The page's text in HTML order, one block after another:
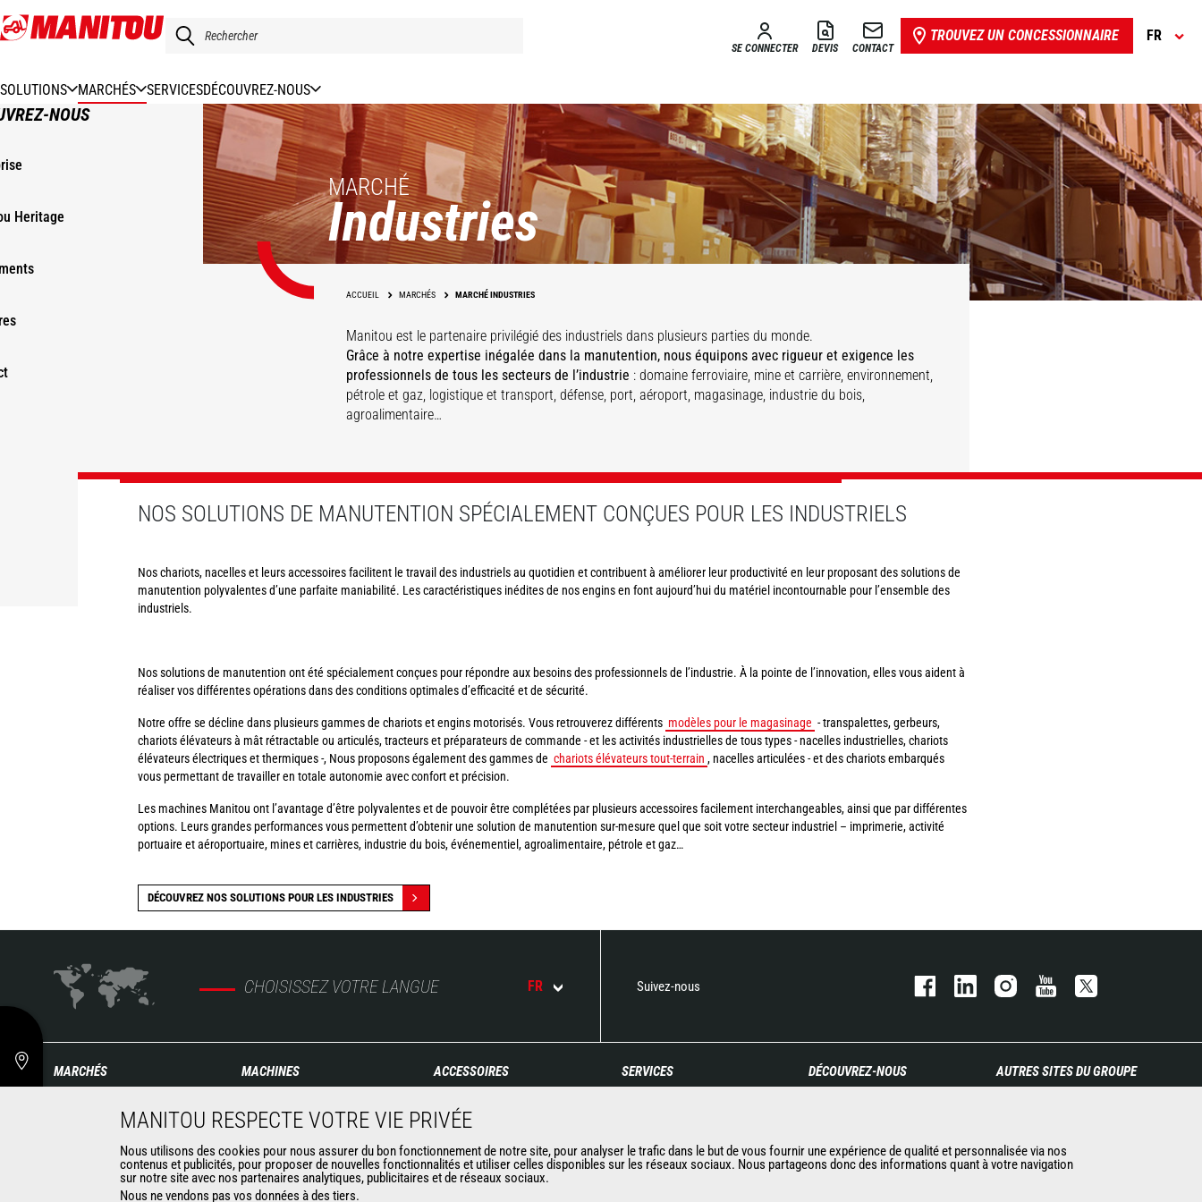
Aller
au
SE CONNECTER DEVIS CONTACT
TROUVEZ UN CONCESSIONNAIRE FR
SOLUTIONS MARCHÉS SERVICESDÉCOUVREZ-NOUS
NOUS
Heritage
MARCHÉ
Industries
ACCUEIL MARCHÉS MARCHÉ INDUSTRIES
Manitou est le partenaire privilégié des industriels dans plusieurs parties du monde.
Grâce à notre expertise inégalée dans la manutention, nous équipons avec rigueur et exigence les
professionnels de tous les secteurs de l’industrie : domaine ferroviaire, mine et carrière, environnement,
pétrole et gaz, logistique et transport, défense, port, aéroport, magasinage, industrie du bois,
agroalimentaire…
DÉCOUVRIR
Rail
DÉCOUVRIR
d'infrastructures
DÉCOUVRIR
Magasinage
DÉCOUVRIR
Chantiers
navals &
portuaires Aéroports Évènements
Chimie &
pharmacie Métallurgie
NOS SOLUTIONS DE MANUTENTION SPÉCIALEMENT CONÇUES POUR LES INDUSTRIELS
Nos chariots, nacelles et leurs accessoires facilitent le travail des industriels au quotidien et contribuent à améliorer leur productivité en leur proposant des solutions de
manutention polyvalentes d’une parfaite maniabilité. Les caractéristiques inédites de nos engins en font aujourd’hui du matériel incontournable pour l’ensemble des
industriels.
Nos solutions de manutention ont été spécialement conçues pour répondre aux besoins des professionnels de l’industrie. À la pointe de l’innovation, elles vous aident à
réaliser vos différentes opérations dans des conditions optimales d’efficacité et de sécurité.
Notre offre se décline dans plusieurs gammes de chariots et engins motorisés. Vous retrouverez différents modèles pour le magasinage - transpalettes, gerbeurs,
chariots élévateurs à mât rétractable ou articulés, tracteurs et préparateurs de commande - et les activités industrielles de tous types - nacelles industrielles, chariots
élévateurs électriques et thermiques -, Nous proposons également des gammes de chariots élévateurs tout-terrain , nacelles articulées - et des chariots embarqués
vous permettant de travailler en totale autonomie avec confort et précision.
Les machines Manitou ont l’avantage d’être polyvalentes et de pouvoir être complétées par plusieurs accessoires facilement interchangeables, ainsi que par différentes
options. Leurs grandes performances vous permettent d’obtenir une solution de manutention sur-mesure quel que soit votre secteur industriel – imprimerie, activité
portuaire et aéroportuaire, mines et carrières, industrie du bois, événementiel, agroalimentaire, pétrole et gaz…
DÉCOUVREZ NOS SOLUTIONS POUR LES INDUSTRIES
CHOISISSEZ VOTRE LANGUE FR Suivez-nous
MARCHÉS
Construction
Pétrole & gaz
Aéronautique
MACHINES
Construction
Chargeuses articulées
Nacelles élévatrices
ACCESSOIRES
Pinces
Manutention sur fourches
Fourches et Grappins
SERVICES
Maintenance
Pièces de rechange
DÉCOUVREZ-NOUS
Informations légales
Politique de protection des
AUTRES SITES DU GROUPE
Used Manitou Machines
RMI Manitou
MANITOU RESPECTE VOTRE VIE PRIVÉE
Nous utilisons des cookies pour nous assurer du bon fonctionnement de notre site, pour analyser le trafic dans le but de vous fournir une expérience de qualité et personnalisée via nos
contenus et publicités, pour proposer de nouvelles fonctionnalités et utiliser celles disponibles sur les réseaux sociaux. Nous partageons donc des informations quant à votre navigation
sur notre site avec nos partenaires analytiques, publicitaires et de réseaux sociaux.
Nous ne vendons pas vos données à des tiers.